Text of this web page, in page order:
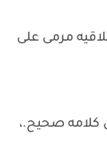
مرمى على
كلامه صحيح.،